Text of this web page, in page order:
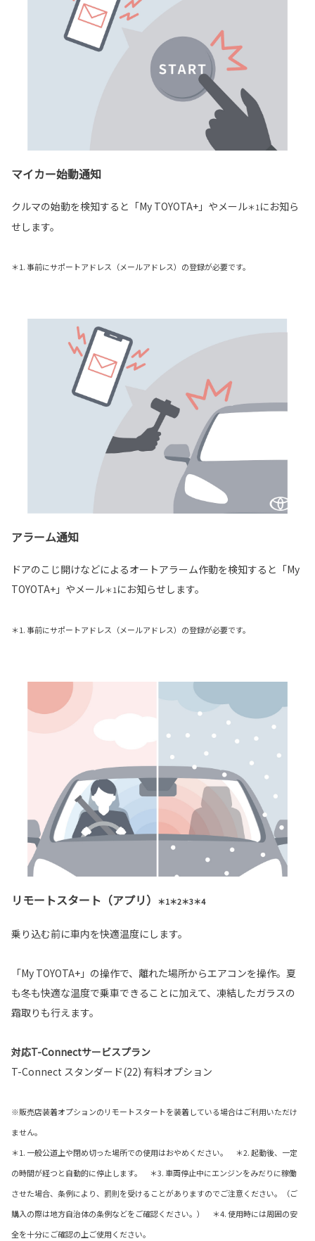
マイカー始動通知
クルマの始動を検知すると「My TOYOTA+」やメール＊1 にお知ら
せします。
＊1. 事前にサポートアドレス（メールアドレス）の登録が必要です。
アラーム通知
ドアのこじ開けなどによるオートアラーム作動を検知すると「My
TOYOTA+」やメール＊1 にお知らせします。
＊1. 事前にサポートアドレス（メールアドレス）の登録が必要です。
リモートスタート（アプリ） ＊1＊2＊3＊4
乗り込む前に車内を快適温度にします。
「My TOYOTA+」の操作で、離れた場所からエアコンを操作。夏
も冬も快適な温度で乗車できることに加えて、凍結したガラスの
霜取りも行えます。
対応T-Connectサービスプラン
T-Connect スタンダード(22) 有料オプション
※販売店装着オプションのリモートスタートを装着している場合はご利用いただけ
ません。
＊1. 一般公道上や閉め切った場所での使用はおやめください。 ＊2. 起動後、一定
の時間が経つと自動的に停止します。 ＊3. 車両停止中にエンジンをみだりに稼働
させた場合、条例により、罰則を受けることがありますのでご注意ください。（ご
購入の際は地方自治体の条例などをご確認ください。） ＊4. 使用時には周囲の安
全を十分にご確認の上ご使用ください。